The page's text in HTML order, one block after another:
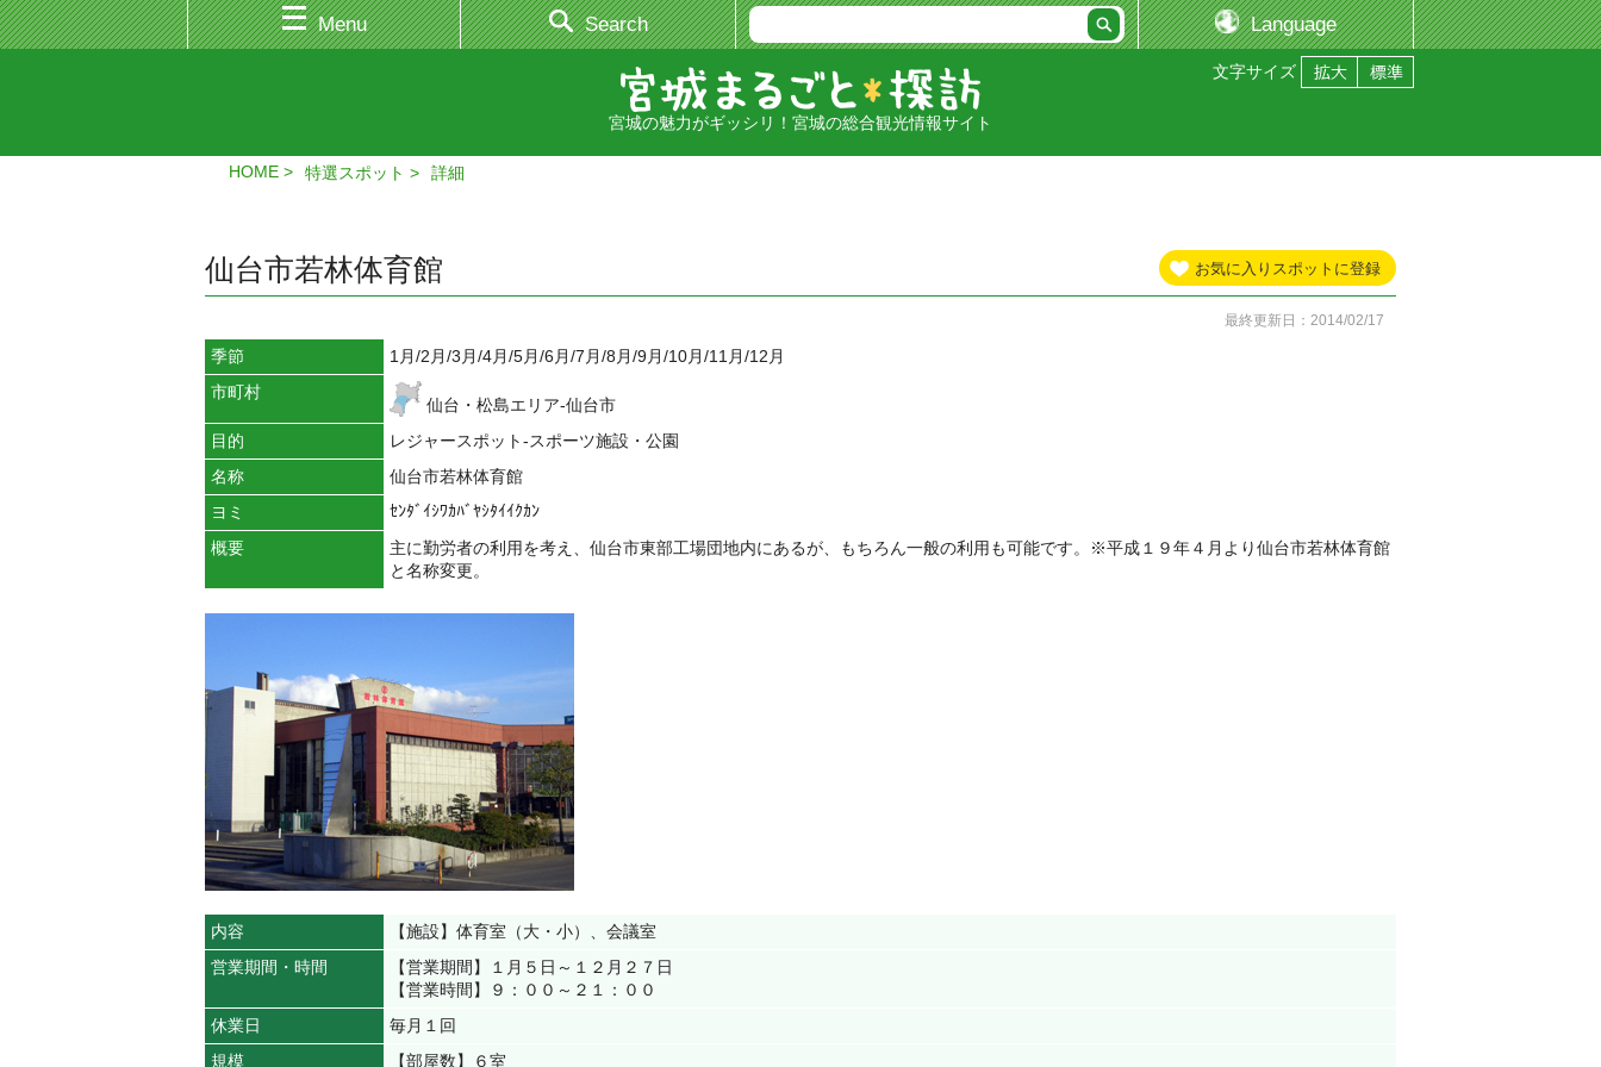
Menu Search Language
文字サイズ
宮城の魅力がギッシリ！宮城の総合観光情報サイト
HOME 特選スポット 詳細
お気に入りスポットに登録
仙台市若林体育館
最終更新日：2014/02/17
季節
1月/2月/3月/4月/5月/6月/7月/8月/9月/10月/11月/12月
市町村
仙台・松島エリア-仙台市
目的
レジャースポット-スポーツ施設・公園
名称
仙台市若林体育館
ヨミ
ｾﾝﾀﾞｲｼﾜｶﾊﾞﾔｼﾀｲｲｸｶﾝ
概要
主に勤労者の利用を考え、仙台市東部工場団地内にあるが、もちろん一般の利用も可能です。※平成１９年４月より仙台市若林体育館
と名称変更。
内容
【施設】体育室（大・小）、会議室
営業期間・時間
【営業期間】１月５日～１２月２７日
【営業時間】９：００～２１：００
休業日
毎月１回
規模
【部屋数】６室